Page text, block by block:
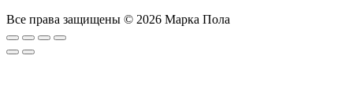
Все права защищены © 2026 Марка Пола